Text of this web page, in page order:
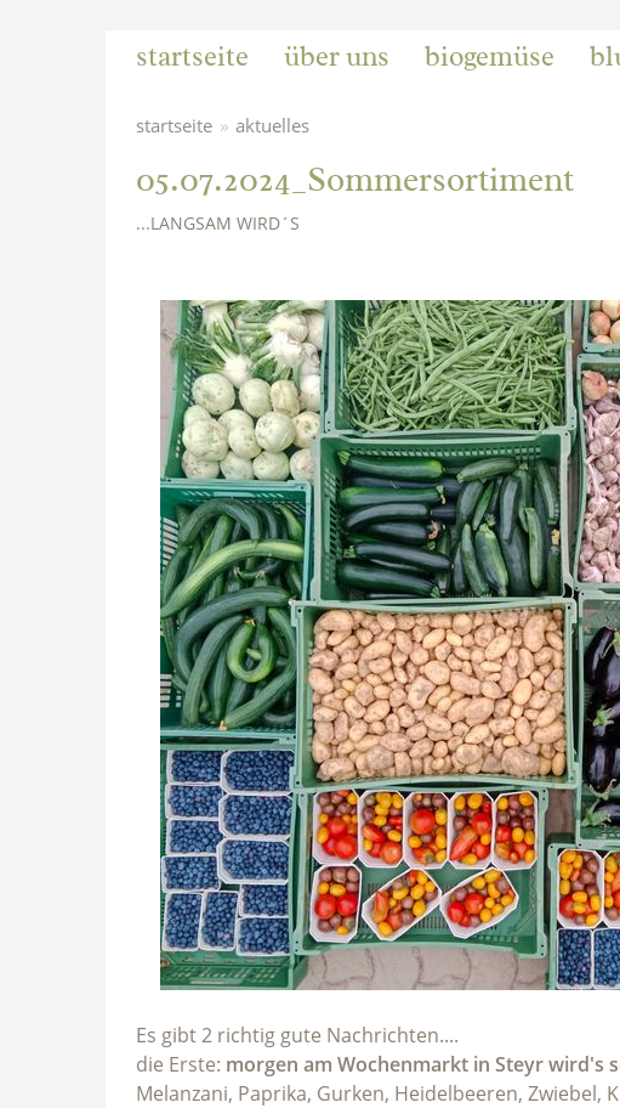
startseite über uns biogemüse
startseite » aktuelles
05.07.2024_Sommersortiment
...LANGSAM WIRD´S
Es gibt 2 richtig gute Nachrichten....
die Erste: morgen am Wochenmarkt in Steyr wird's
Melanzani, Paprika, Gurken, Heidelbeeren, Zwiebel,